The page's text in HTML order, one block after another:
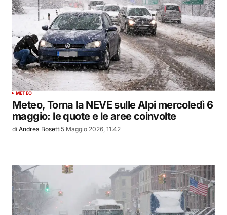
METEO
Meteo, Torna la NEVE sulle Alpi mercoledì 6
maggio: le quote e le aree coinvolte
di Andrea Bosetti5 Maggio 2026, 11:42